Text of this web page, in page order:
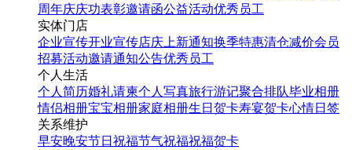
周年庆庆功表彰邀请函公益活动优秀员工
实体门店
企业宣传开业宣传店庆 上新通知换季特惠清仓减价会员
招募活动邀请通知公告优秀员工
个人生活
个人简历婚礼请柬个人写真旅行游记聚合排队毕业相册
情侣相册宝宝相册家庭相册生日贺卡寿宴贺卡心情日签
关系维护
早安晚安节日祝福节气祝福祝福贺卡